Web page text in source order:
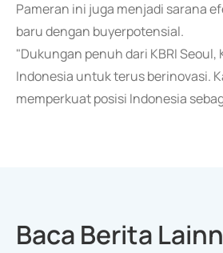
Pameran ini juga menjadi sarana
baru dengan buyerpotensial.
"Dukungan penuh dari KBRI
Indonesia untuk terus berinovasi.
memperkuat posisi Indonesia
Baca Berita